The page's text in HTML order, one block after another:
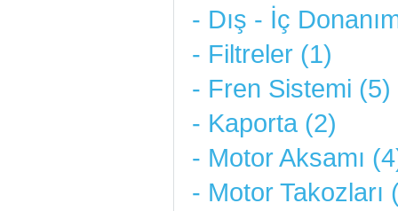
- Dış - İç
- Filtreler (1)
- Fren Sistemi (5)
- Kaporta (2)
- Motor Aksamı
- Motor Takozları